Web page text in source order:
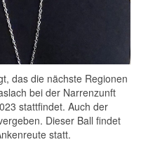
das die nächste Regionen
bei der Narrenzunft
stattfindet. Auch der
Dieser Ball findet
statt.